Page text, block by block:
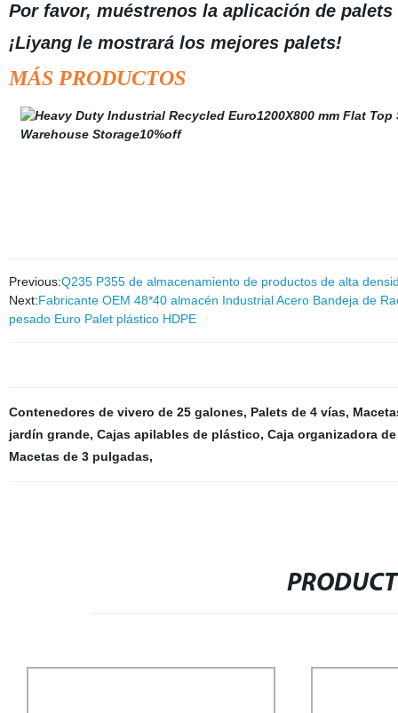
Por favor, muéstrenos la aplicación de
¡Liyang le mostrará los mejores palets!
MÁS PRODUCTOS
Previous:Q235 P355 de almacenamiento de productos de alta
Next:Fabricante OEM 48*40 almacén Industrial Acero Bandeja de
pesado Euro Palet plástico HDPE
Contenedores de vivero de 25 galones, Palets de 4 vías,
jardín grande, Cajas apilables de plástico, Caja organizadora
Macetas de 3 pulgadas,